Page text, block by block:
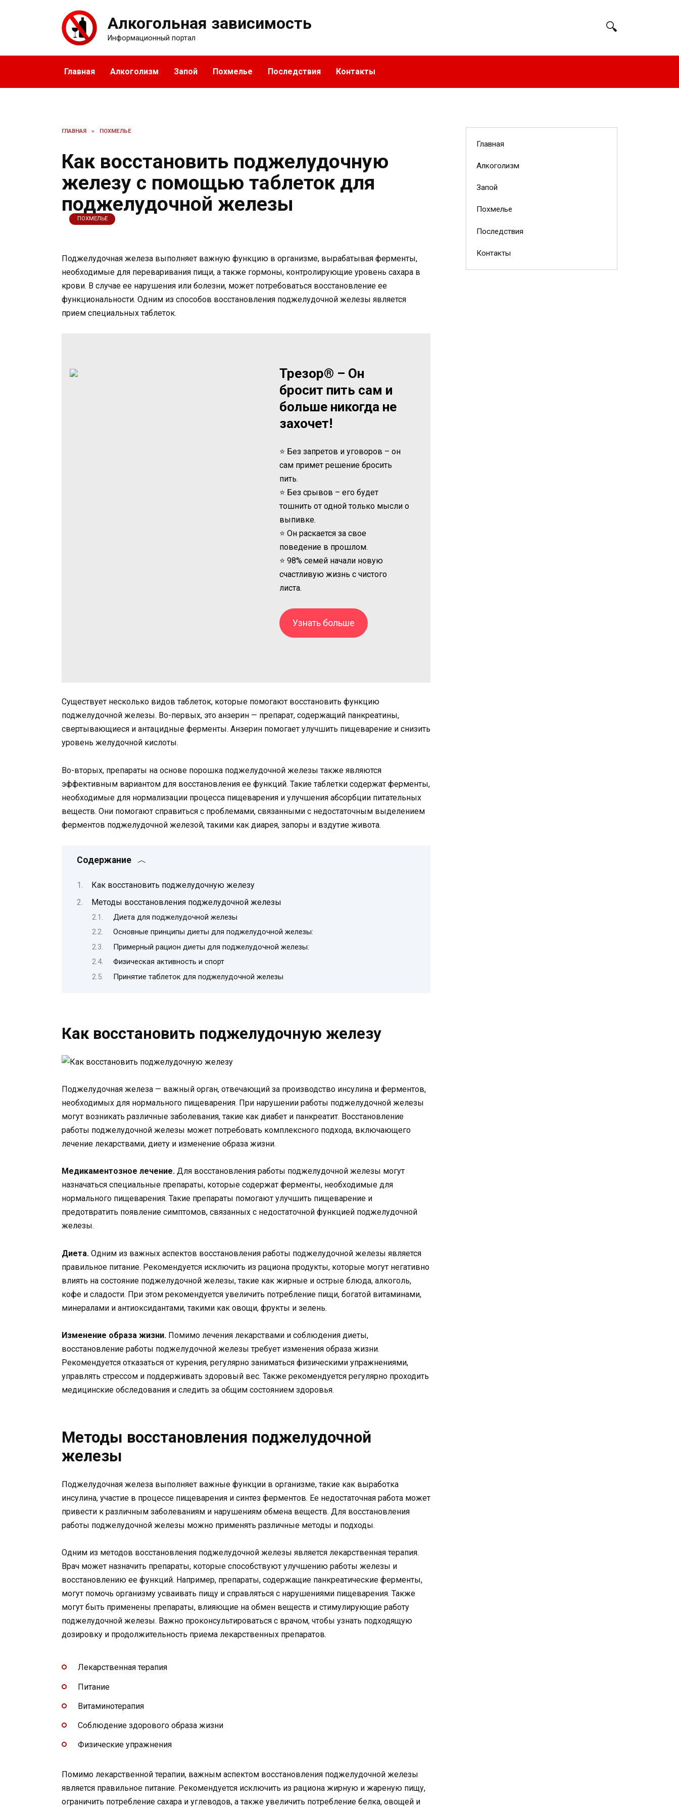
Алкогольная зависимость
Информационный портал
Главная Алкоголизм Запой Похмелье Последствия Контакты
ГЛАВНАЯ » ПОХМЕЛЬЕ
Как восстановить поджелудочную
железу с помощью таблеток для
поджелудочной железы
ПОХМЕЛЬЕ
Поджелудочная железа выполняет важную функцию в организме, вырабатывая ферменты,
необходимые для переваривания пищи, а также гормоны, контролирующие уровень сахара в
крови. В случае ее нарушения или болезни, может потребоваться восстановление ее
функциональности. Одним из способов восстановления поджелудочной железы является
прием специальных таблеток.
Трезор® – Он
бросит пить сам и
больше никогда не
захочет!
⭐ Без запретов и уговоров – он
сам примет решение бросить
пить.
⭐ Без срывов – его будет
тошнить от одной только мысли о
выпивке.
⭐ Он раскается за свое
поведение в прошлом.
⭐ 98% семей начали новую
счастливую жизнь с чистого
листа.
Узнать больше
Существует несколько видов таблеток, которые помогают восстановить функцию
поджелудочной железы. Во-первых, это анзерин — препарат, содержащий панкреатины,
свертывающиеся и антацидные ферменты. Анзерин помогает улучшить пищеварение и снизить
уровень желудочной кислоты.
Во-вторых, препараты на основе порошка поджелудочной железы также являются
эффективным вариантом для восстановления ее функций. Такие таблетки содержат ферменты,
необходимые для нормализации процесса пищеварения и улучшения абсорбции питательных
веществ. Они помогают справиться с проблемами, связанными с недостаточным выделением
ферментов поджелудочной железой, такими как диарея, запоры и вздутие живота.
Содержание
Как восстановить поджелудочную железу
Методы восстановления поджелудочной железы
Диета для поджелудочной железы
Основные принципы диеты для поджелудочной железы:
Примерный рацион диеты для поджелудочной железы:
Физическая активность и спорт
Принятие таблеток для поджелудочной железы
Как восстановить поджелудочную железу
Поджелудочная железа — важный орган, отвечающий за производство инсулина и ферментов,
необходимых для нормального пищеварения. При нарушении работы поджелудочной железы
могут возникать различные заболевания, такие как диабет и панкреатит. Восстановление
работы поджелудочной железы может потребовать комплексного подхода, включающего
лечение лекарствами, диету и изменение образа жизни.
Медикаментозное лечение. Для восстановления работы поджелудочной железы могут
назначаться специальные препараты, которые содержат ферменты, необходимые для
нормального пищеварения. Такие препараты помогают улучшить пищеварение и
предотвратить появление симптомов, связанных с недостаточной функцией поджелудочной
железы.
Диета. Одним из важных аспектов восстановления работы поджелудочной железы является
правильное питание. Рекомендуется исключить из рациона продукты, которые могут негативно
влиять на состояние поджелудочной железы, такие как жирные и острые блюда, алкоголь,
кофе и сладости. При этом рекомендуется увеличить потребление пищи, богатой витаминами,
минералами и антиоксидантами, такими как овощи, фрукты и зелень.
Изменение образа жизни. Помимо лечения лекарствами и соблюдения диеты,
восстановление работы поджелудочной железы требует изменения образа жизни.
Рекомендуется отказаться от курения, регулярно заниматься физическими упражнениями,
управлять стрессом и поддерживать здоровый вес. Также рекомендуется регулярно проходить
медицинские обследования и следить за общим состоянием здоровья.
Методы восстановления поджелудочной
железы
Поджелудочная железа выполняет важные функции в организме, такие как выработка
инсулина, участие в процессе пищеварения и синтез ферментов. Ее недостаточная работа может
привести к различным заболеваниям и нарушениям обмена веществ. Для восстановления
работы поджелудочной железы можно применять различные методы и подходы.
Одним из методов восстановления поджелудочной железы является лекарственная терапия.
Врач может назначить препараты, которые способствуют улучшению работы железы и
восстановлению ее функций. Например, препараты, содержащие панкреатические ферменты,
могут помочь организму усваивать пищу и справляться с нарушениями пищеварения. Также
могут быть применены препараты, влияющие на обмен веществ и стимулирующие работу
поджелудочной железы. Важно проконсультироваться с врачом, чтобы узнать подходящую
дозировку и продолжительность приема лекарственных препаратов.
Лекарственная терапия
Питание
Витаминотерапия
Соблюдение здорового образа жизни
Физические упражнения
Помимо лекарственной терапии, важным аспектом восстановления поджелудочной железы
является правильное питание. Рекомендуется исключить из рациона жирную и жареную пищу,
ограничить потребление сахара и углеводов, а также увеличить потребление белка, овощей и
Главная
Алкоголизм
Запой
Похмелье
Последствия
Контакты